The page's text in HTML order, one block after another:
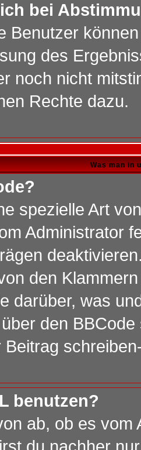
bei
Benutzer
des
noch nicht
Rechte dazu.
Was man in
spezielle Art
Administrator
den
darüber, was
den
Beitrag
benutzen?
ab, ob es